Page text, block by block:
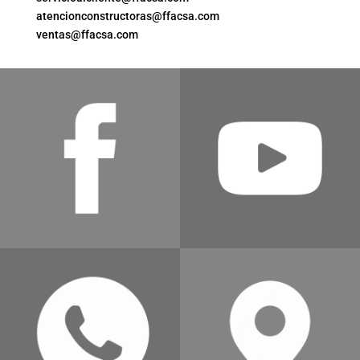
atencionconstructoras@ffacsa.com
ventas@ffacsa.com